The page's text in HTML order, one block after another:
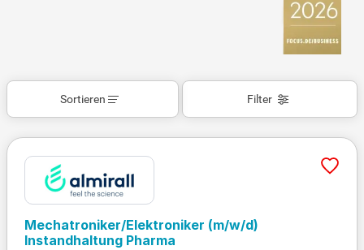
Filter
Sortieren
Mechatroniker/Elektroniker (m/w/d)
Instandhaltung Pharma